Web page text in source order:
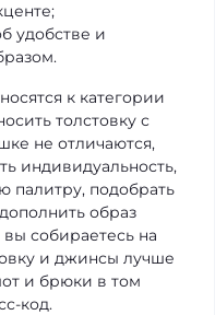
удобстве и
к категории
толстовку с
не отличаются,
индивидуальность,
палитру, подобрать
образ
собираетесь на
и джинсы лучше
и брюки в том
код.